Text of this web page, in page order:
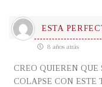
ESTA
8 años atrás
CREO QUIEREN QUE
COLAPSE CON ESTE